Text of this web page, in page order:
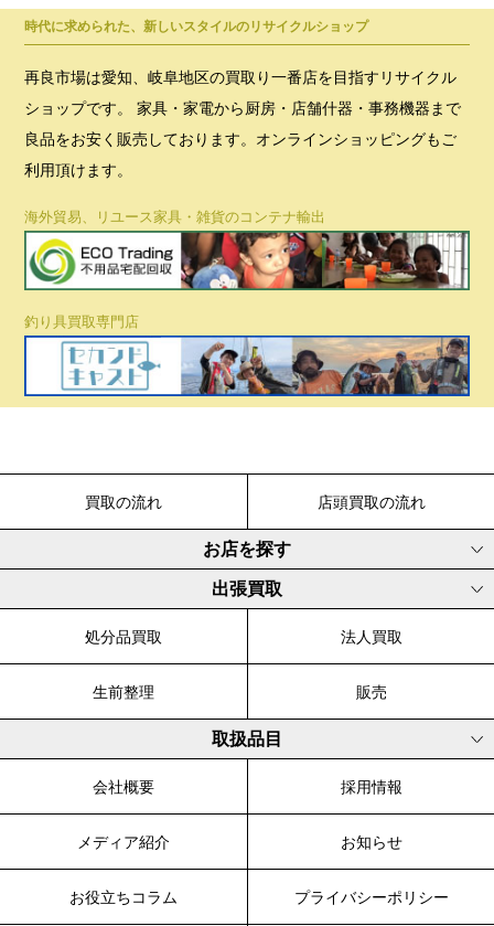
時代に求められた、新しいスタイルのリサイクルショップ
再良市場は愛知、岐阜地区の買取り一番店を目指すリサイクル
ショップです。 家具・家電から厨房・店舗什器・事務機器まで
良品をお安く販売しております。オンラインショッピングもご
利用頂けます。
海外貿易、リユース家具・雑貨のコンテナ輸出
釣り具買取専門店
買取の流れ 店頭買取の流れ
お店を探す
出張買取
処分品買取 法人買取
生前整理 販売
取扱品目
会社概要 採用情報
メディア紹介 お知らせ
お役立ちコラム プライバシーポリシー